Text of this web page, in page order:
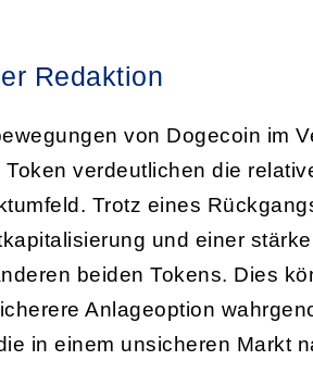
Redaktion
von Dogecoin im
verdeutlichen die
Trotz eines
und einer
beiden Tokens. Dies
Anlageoption
in einem unsicheren Markt